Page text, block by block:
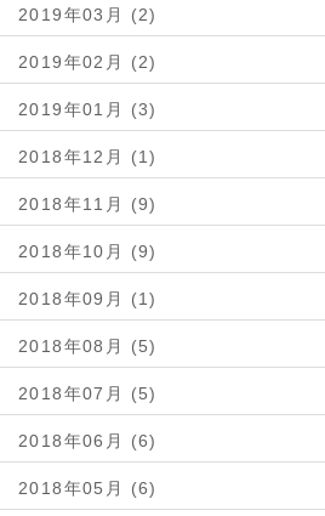
2019年03月 (2)
2019年02月 (2)
2019年01月 (3)
2018年12月 (1)
2018年11月 (9)
2018年10月 (9)
2018年09月 (1)
2018年08月 (5)
2018年07月 (5)
2018年06月 (6)
2018年05月 (6)